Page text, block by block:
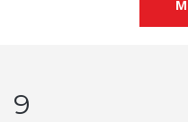
9